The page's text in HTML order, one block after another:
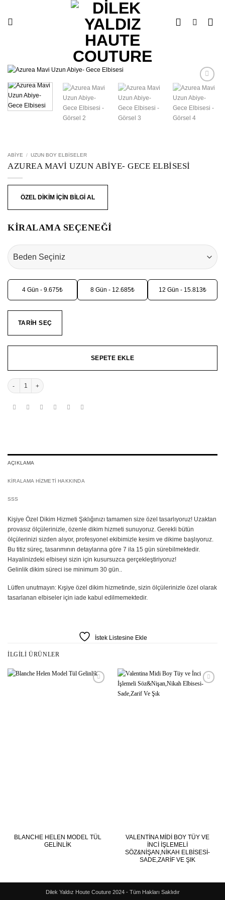
İstek
Listesine
Ekle
ABIYE / UZUN BOY ELBISELER
AZUREA MAVI UZUN ABIYE- GECE ELBISESI
ÖZEL DİKİM İÇİN BİLGİ AL
KİRALAMA SEÇENEĞİ
4 Gün - 9.675₺ 8 Gün - 12.685₺ 12 Gün - 15.813₺
TARIH SEÇ
SEPETE EKLE
Azurea Mavi Uzun Abiye- Gece Elbisesi adet
AÇIKLAMA
KIRALAMA HIZMETI HAKKINDA
SSS
Kişiye Özel Dikim Hizmeti Şıklığınızı tamamen size özel tasarlıyoruz! Uzaktan
provasız ölçülerinizle, özenle dikim hizmeti sunuyoruz. Gerekli bütün
ölçülerinizi sizden alıyor, profesyonel ekibimizle kesim ve dikime başlıyoruz.
Bu titiz süreç, tasarımının detaylarına göre 7 ila 15 gün sürebilmektedir.
Hayalinizdeki elbiseyi sizin için kusursuzca gerçekleştiriyoruz!
Gelinlik dikim süreci ise minimum 30 gün..
Lütfen unutmayın: Kışiye özel dikim hizmetinde, sizin ölçülerinizle özel olarak
tasarlanan elbiseler için iade kabul edilmemektedir.
İstek Listesine Ekle
İLGILI ÜRÜNLER
BLANCHE HELEN MODEL TÜL
GELINLIK
VALENTINA MIDI BOY TÜY VE
İNCI İŞLEMELI
SÖZ&NIŞAN,NIKAH ELBISESI-
SADE,ZARIF VE ŞIK
Dilek Yaldız Houte Couture 2024 - Tüm Hakları Saklıdır